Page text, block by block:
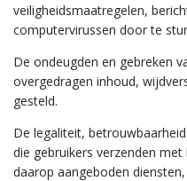
veiligheidsmaatregelen,
computervirussen door te
De ondeugden en gebreken
overgedragen inhoud,
gesteld.
De legaliteit,
die gebruikers verzenden
daarop aangeboden